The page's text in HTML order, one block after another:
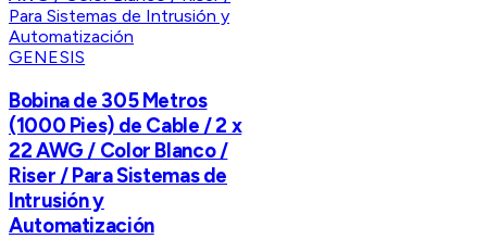
GENESIS
Bobina de 305 Metros
(1000 Pies) de Cable / 2 x
22 AWG / Color Blanco /
Riser / Para Sistemas de
Intrusión y
Automatización